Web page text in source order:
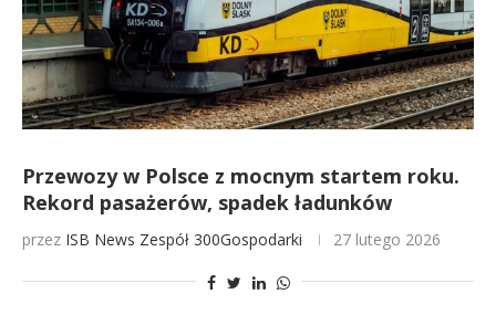
Przewozy w Polsce z mocnym startem roku.
Rekord pasażerów, spadek ładunków
przez ISB News Zespół 300Gospodarki 27 lutego 2026